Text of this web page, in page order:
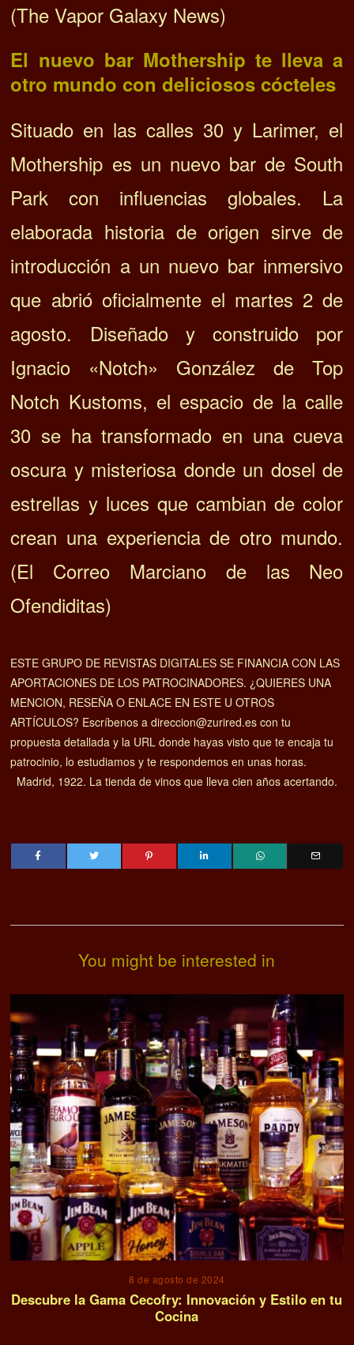
(The Vapor Galaxy News)
El nuevo bar Mothership te lleva a
otro mundo con deliciosos cócteles
Situado en las calles 30 y Larimer, el
Mothership es un nuevo bar de South
Park con influencias globales. La
elaborada historia de origen sirve de
introducción a un nuevo bar inmersivo
que abrió oficialmente el martes 2 de
agosto. Diseñado y construido por
Ignacio «Notch» González de Top
Notch Kustoms, el espacio de la calle
30 se ha transformado en una cueva
oscura y misteriosa donde un dosel de
estrellas y luces que cambian de color
crean una experiencia de otro mundo.
(El Correo Marciano de las Neo
Ofendiditas)
ESTE GRUPO DE REVISTAS DIGITALES SE FINANCIA CON LAS
APORTACIONES DE LOS PATROCINADORES. ¿QUIERES UNA
MENCION, RESEÑA O ENLACE EN ESTE U OTROS
ARTÍCULOS? Escríbenos a direccion@zurired.es con tu
propuesta detallada y la URL donde hayas visto que te encaja tu
patrocinio, lo estudiamos y te respondemos en unas horas.
Madrid, 1922. La tienda de vinos que lleva cien años acertando.
You might be interested in
8 de agosto de 2024
Descubre la Gama Cecofry: Innovación y Estilo en tu
Cocina